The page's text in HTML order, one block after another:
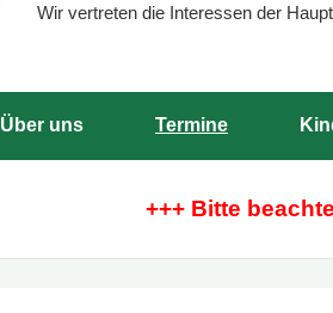
Wir vertreten die Interessen der
Über uns Termine
+++ Bitte